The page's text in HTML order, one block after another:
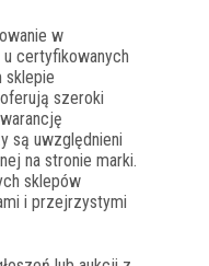
w
certyfikowanych
sklepie
szeroki
są uwzględnieni
na stronie marki.
sklepów
i przejrzystymi